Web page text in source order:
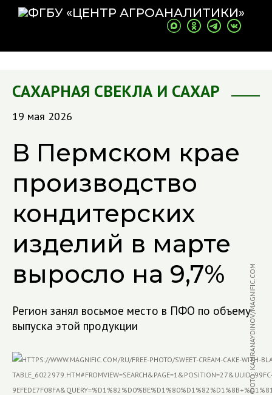
САХАРНАЯ СВЕКЛА И САХАР
19 мая 2026
В Пермском крае
производство
кондитерских
изделий в марте
выросло на 9,7%
Регион занял восьмое место в ПФО по объему
выпуска этой продукции
ФОТО: KAMRANAYDINOV/MAGNIFIC.COM